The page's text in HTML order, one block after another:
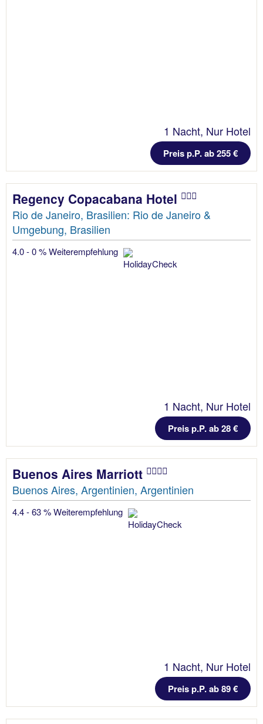
1 Nacht, Nur Hotel
Preis p.P. ab 255 €
Regency Copacabana Hotel
Rio de Janeiro, Brasilien: Rio de Janeiro &
Umgebung, Brasilien
4.0 - 0 % Weiterempfehlung
1 Nacht, Nur Hotel
Preis p.P. ab 28 €
Buenos Aires Marriott
Buenos Aires, Argentinien, Argentinien
4.4 - 63 % Weiterempfehlung
1 Nacht, Nur Hotel
Preis p.P. ab 89 €